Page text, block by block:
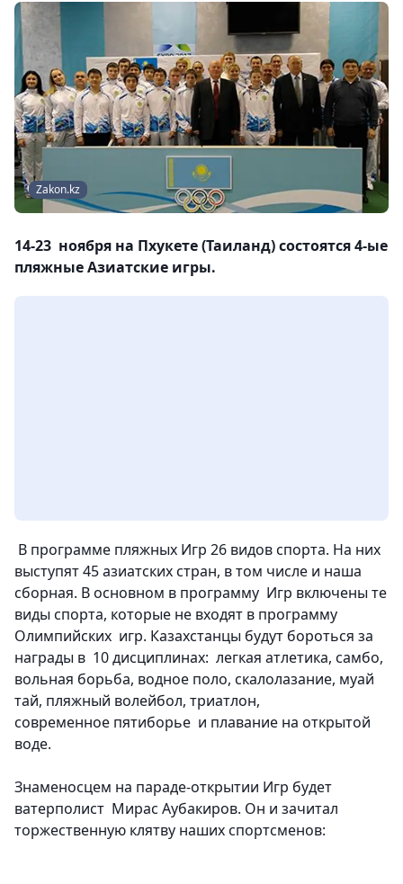
Zakon.kz
14-23 ноября на Пхукете (Таиланд) состоятся 4-ые
пляжные Азиатские игры.
В программе пляжных Игр 26 видов спорта. На них
выступят 45 азиатских стран, в том числе и наша
сборная. В основном в программу Игр включены те
виды спорта, которые не входят в программу
Олимпийских игр. Казахстанцы будут бороться за
награды в 10 дисциплинах: легкая атлетика, самбо,
вольная борьба, водное поло, скалолазание, муай
тай, пляжный волейбол, триатлон,
современное пятиборье и плавание на открытой
воде.
Знаменосцем на параде-открытии Игр будет
ватерполист Мирас Аубакиров. Он и зачитал
торжественную клятву наших спортсменов: